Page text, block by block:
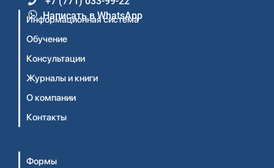
Написать в WhatsApp
Информационная система
Обучение
Консультации
Журналы и книги
О компании
Контакты
Формы